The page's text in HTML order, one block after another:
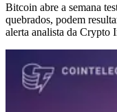
Bitcoin abre a semana
quebrados, podem
alerta analista da Crypto